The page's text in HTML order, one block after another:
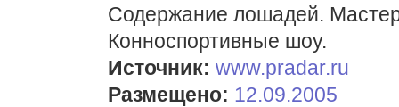
Содержание лошадей.
Конноспортивные шоу.
Источник: www.pradar.ru
Размещено: 12.09.2005